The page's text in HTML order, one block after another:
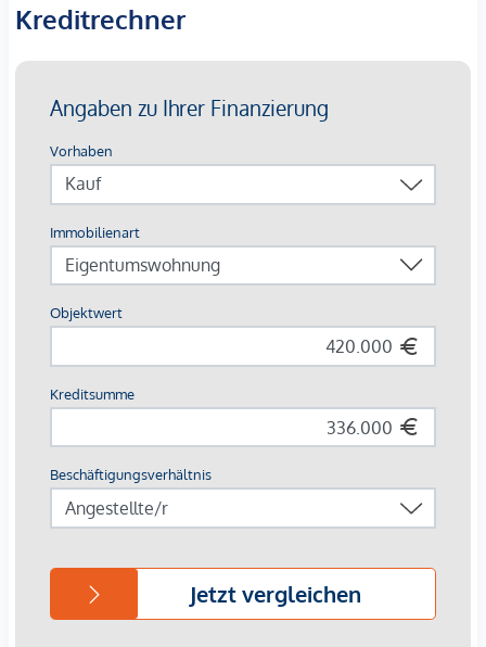
Einheiten bis zu familiengerechten 4-Zimmer-
Wohnungen
Jede Einheit mitBalkon, Loggia, Terrasse oder
Parkett- und Feinsteinzeugböden
Holzoberflächen & Brettsperrholzdecken
Fußbodenheizung & -temperierung
Außenliegender Sonnenschutz (Raffstores, EG mit
Rollläden)
Moderne Lüftungssysteme mit Fensterspaltlüftern
von EUR 286.000,- bis EUR 1.238.000,- netto zzgl. 20% USt.
Zu erwartender Mietertrag
von ca. EUR 17,50 bis EUR 22,50 netto/m²
40.000,00 netto angekauft werden.
Provisionsfrei für den Käufer!
Kreditrechner